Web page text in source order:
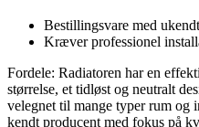
Bestillingsvare med
Kræver professionel
Fordele: Radiatoren har en
størrelse, et tidløst og neutralt
velegnet til mange typer rum og
kendt producent med fokus på